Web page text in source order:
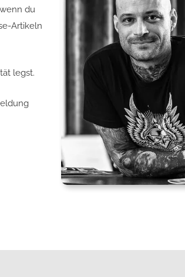
du
Artikeln
legst.